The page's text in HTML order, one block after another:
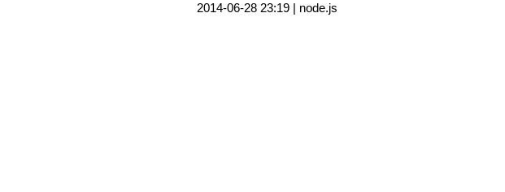
2014-06-28 23:19 | node.js